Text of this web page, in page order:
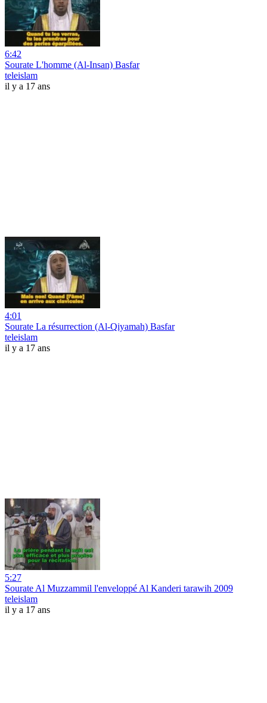
6:42
Sourate L'homme (Al-Insan) Basfar
teleislam
il y a 17 ans
4:01
Sourate La résurrection (Al-Qiyamah) Basfar
teleislam
il y a 17 ans
5:27
Sourate Al Muzzammil l'enveloppé Al Kanderi tarawih 2009
teleislam
il y a 17 ans